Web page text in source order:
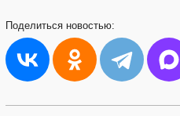
Поделиться новостью: